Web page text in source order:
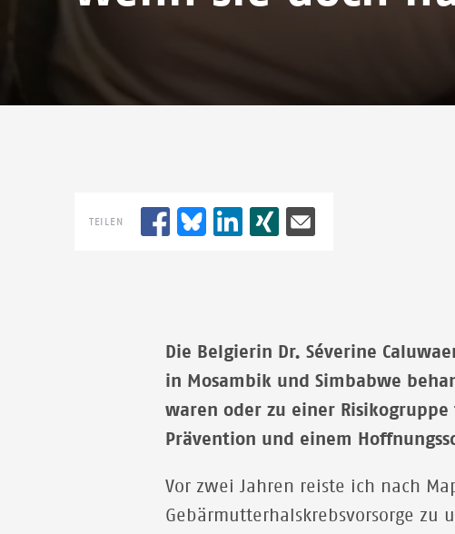
TEILEN
Die Belgierin Dr. Séverine
in Mosambik und Simbabwe
waren oder zu einer
Prävention und einem
Vor zwei Jahren reiste ich nach
Gebärmutterhalskrebsvorsorge